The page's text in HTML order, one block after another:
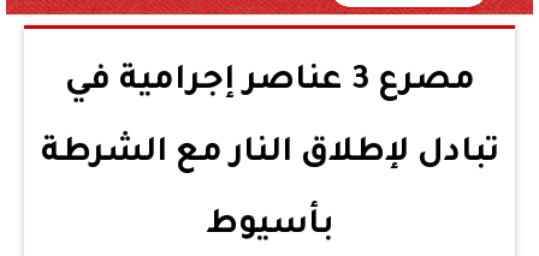
مصرع 3 عناصر إجرامية في
تبادل لإطلاق النار مع الشرطة
بأسيوط